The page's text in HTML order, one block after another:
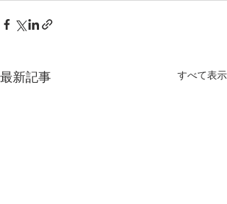
最新記事 すべて表示